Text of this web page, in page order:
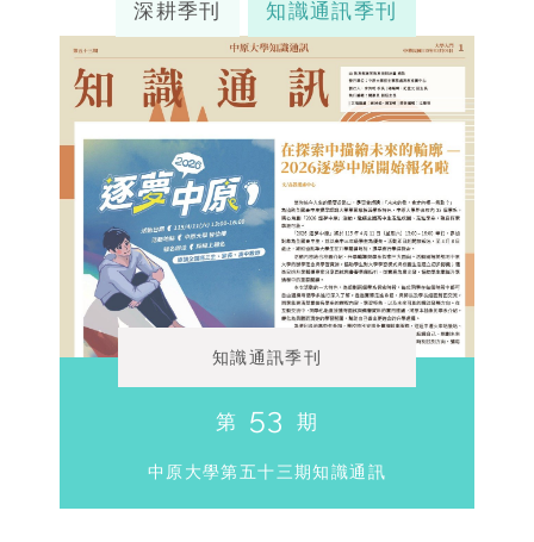
深耕季刊 知識通訊季刊
知識通訊季刊
第 53 期
中原大學第五十三期知識通訊